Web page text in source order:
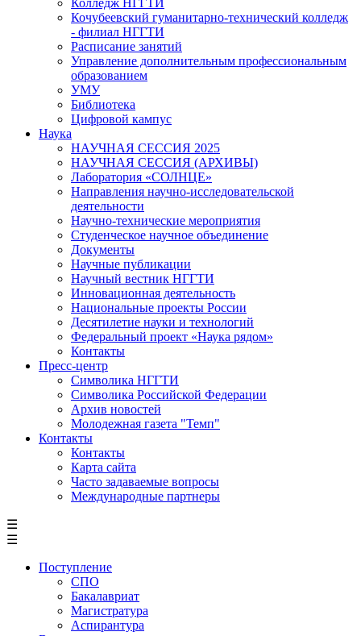
Кочубеевский гуманитарно-технический колледж
- филиал НГГТИ
Расписание занятий
Управление дополнительным профессиональным
образованием
УМУ
Библиотека
Цифровой кампус
Наука
НАУЧНАЯ СЕССИЯ 2025
НАУЧНАЯ СЕССИЯ (АРХИВЫ)
Лаборатория «СОЛНЦЕ»
Направления научно-исследовательской
деятельности
Научно-технические мероприятия
Студенческое научное объединение
Документы
Научные публикации
Научный вестник НГГТИ
Инновационная деятельность
Национальные проекты России
Десятилетие науки и технологий
Федеральный проект «Наука рядом»
Контакты
Пресс-центр
Символика НГГТИ
Символика Российской Федерации
Архив новостей
Молодежная газета "Темп"
Контакты
Контакты
Карта сайта
Часто задаваемые вопросы
Международные партнеры
☰
☰
Поступление
СПО
Бакалавриат
Магистратура
Аспирантура